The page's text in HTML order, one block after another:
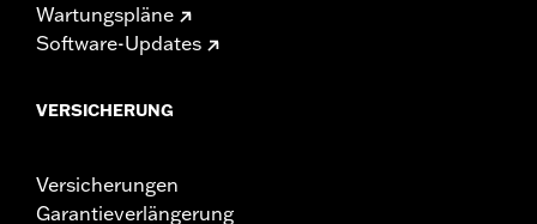
Wartungspläne
Software-Updates
VERSICHERUNG
Versicherungen
Garantieverlängerung